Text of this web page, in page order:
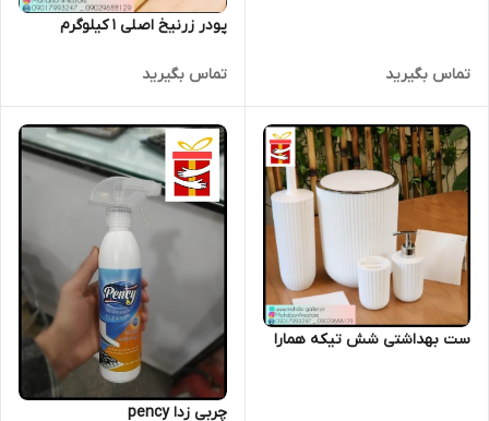
تماس بگیرید
پودر زرنیخ اصلی 1 کیلوگرم
تماس بگیرید
ست بهداشتی شش تیکه همارا
چربی زدا pency